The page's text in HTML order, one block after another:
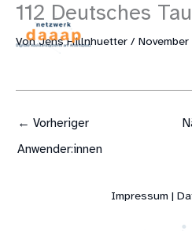
Zum
springen
112 Deutsches
VonJens Hillnhuetter /
← Vorheriger
Anwender:innen
Impressum |